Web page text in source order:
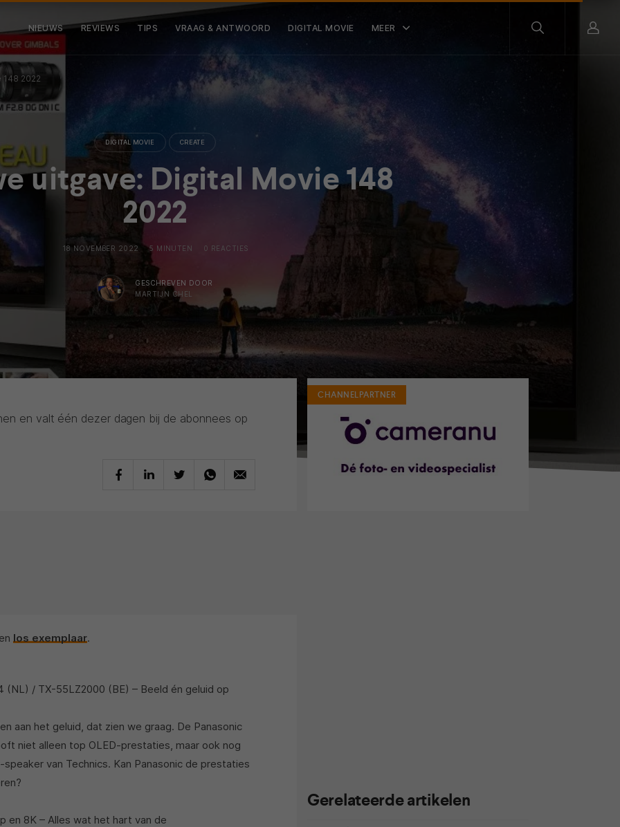
NIEUWS REVIEWS TIPS VRAAG & ANTWOORD DIGITAL MOVIE MEER
2022
DIGITAL MOVIE CREATE
uitgave: Digital Movie 148
2022
18 NOVEMBER 2022 5 MINUTEN 0 REACTIES
GESCHREVEN DOOR
MARTIJN CHEL
en valt één dezer dagen bij de abonnees op
los exemplaar.
(NL) / TX-55LZ2000 (BE) – Beeld én geluid op
aan het geluid, dat zien we graag. De Panasonic
niet alleen top OLED-prestaties, maar ook nog
van Technics. Kan Panasonic de prestaties
en 8K – Alles wat het hart van de
CHANNELPARTNER
Gerelateerde artikelen